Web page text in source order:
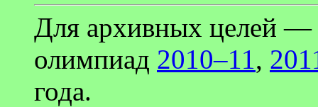
Для архивных целей —
олимпиад 2010–11,
года.